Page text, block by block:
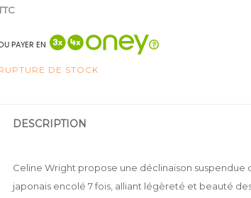
PAYER EN
DE STOCK
DESCRIPTION
Celine Wright propose une déclinaison
japonais encolé 7 fois, alliant légèreté et beauté